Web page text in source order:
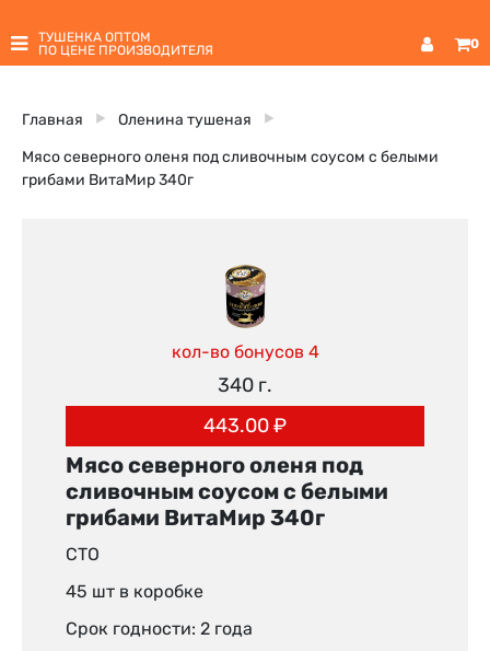
ТУШЕНКА ОПТОМ
ПО ЦЕНЕ ПРОИЗВОДИТЕЛЯ
0
Главная Оленина тушеная
Мясо северного оленя под сливочным соусом с белыми
грибами ВитаМир 340г
кол-во бонусов 4
340 г.
443.00₽
Мясо северного оленя под
сливочным соусом с белыми
грибами ВитаМир 340г
СТО
45 шт в коробке
Срок годности: 2 года